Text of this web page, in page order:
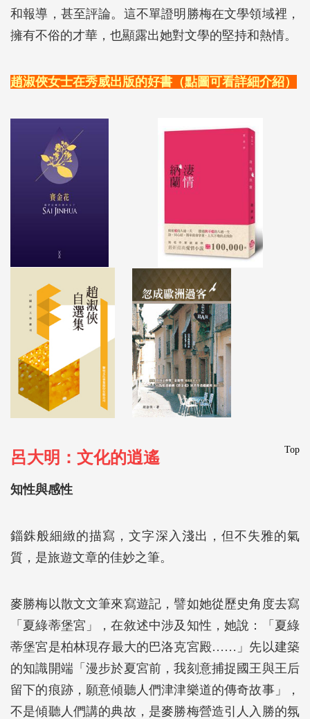
和報導，甚至評論。這不單證明勝梅在文學領域裡，
擁有不俗的才華，也顯露出她對文學的堅持和熱情。
趙淑俠女士在秀威出版的好書（點圖可看詳細介紹）
Top
呂大明：文化的逍遙
知性與感性
錙銖般細緻的描寫，文字深入淺出，但不失雅的氣
質，是旅遊文章的佳妙之筆。
麥勝梅以散文文筆來寫遊記，譬如她從歷史角度去寫
「夏綠蒂堡宮」，在敘述中涉及知性，她說：「夏綠
蒂堡宮是柏林現存最大的巴洛克宮殿……」先以建築
的知識開端「漫步於夏宮前，我刻意捕捉國王與王后
留下的痕跡，願意傾聽人們津津樂道的傳奇故事」，
不是傾聽人們講的典故，是麥勝梅營造引人入勝的氛